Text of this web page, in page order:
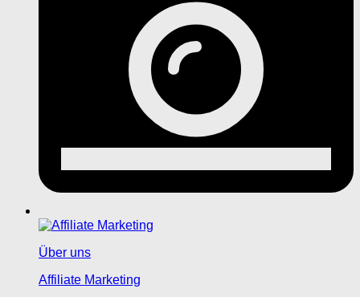
Über uns
Affiliate Marketing